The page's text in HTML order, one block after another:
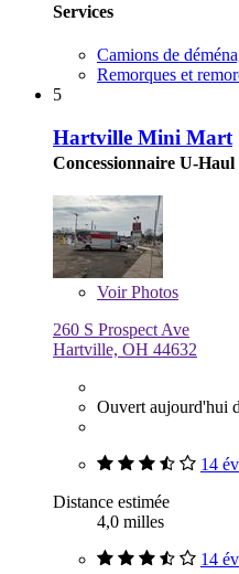
Services
Camions de
Remorques et
5
Hartville Mini Mart
Concessionnaire U-Haul
VoirPhotos
260 S Prospect Ave
Hartville, OH 44632
Ouvert aujourd'hui
14
Distance estimée
4,0 milles
14